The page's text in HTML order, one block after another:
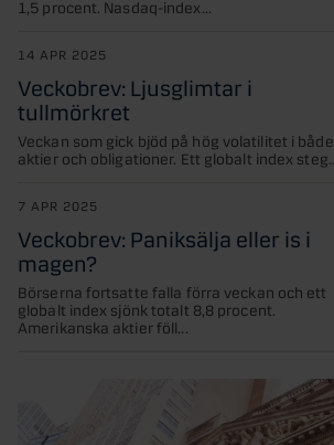
1,5 procent. Nasdaq-index...
14 APR 2025
Veckobrev: Ljusglimtar i
tullmörkret
Veckan som gick bjöd på hög volatilitet i både
aktier och obligationer. Ett globalt index steg...
7 APR 2025
Veckobrev: Paniksälja eller is i
magen?
Börserna fortsatte falla förra veckan och ett
globalt index sjönk totalt 8,8 procent.
Amerikanska aktier föll...